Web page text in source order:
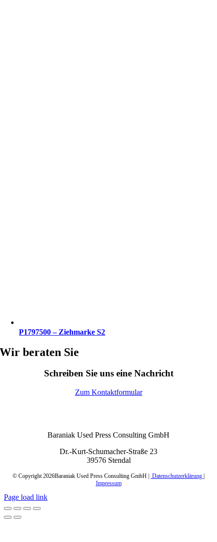
P1797500 – Ziehmarke S2
Wir beraten Sie
Schreiben Sie uns eine Nachricht
Zum Kontaktformular
Baraniak Used Press Consulting GmbH
Dr.-Kurt-Schumacher-Straße 23
39576 Stendal
© Copyright2026Baraniak Used Press Consulting GmbH | Datenschutzerklärung
Impressum
Page load link